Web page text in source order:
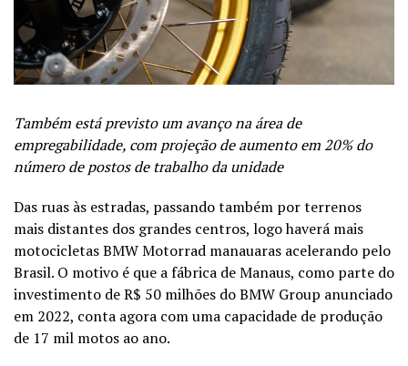
Também está previsto um avanço na área de
empregabilidade, com projeção de aumento em 20% do
número de postos de trabalho da unidade
Das ruas às estradas, passando também por terrenos
mais distantes dos grandes centros, logo haverá mais
motocicletas BMW Motorrad manauaras acelerando pelo
Brasil. O motivo é que a fábrica de Manaus, como parte do
investimento de R$ 50 milhões do BMW Group anunciado
em 2022, conta agora com uma capacidade de produção
de 17 mil motos ao ano.